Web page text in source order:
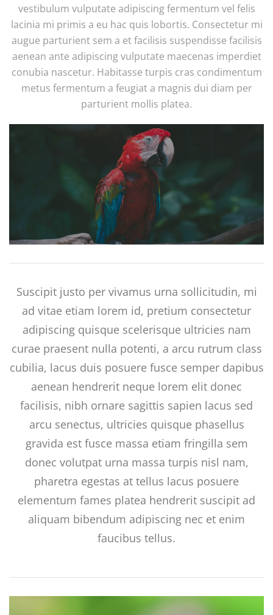
vestibulum vulputate adipiscing fermentum vel felis
lacinia mi primis a eu hac quis lobortis. Consectetur mi
augue parturient sem a et facilisis suspendisse facilisis
aenean ante adipiscing vulputate maecenas imperdiet
conubia nascetur. Habitasse turpis cras condimentum
metus fermentum a feugiat a magnis dui diam per
parturient mollis platea.
Suscipit justo per vivamus urna sollicitudin, mi
ad vitae etiam lorem id, pretium consectetur
adipiscing quisque scelerisque ultricies nam
curae praesent nulla potenti, a arcu rutrum class
cubilia, lacus duis posuere fusce semper dapibus
aenean hendrerit neque lorem elit donec
facilisis, nibh ornare sagittis sapien lacus sed
arcu senectus, ultricies quisque phasellus
gravida est fusce massa etiam fringilla sem
donec volutpat urna massa turpis nisl nam,
pharetra egestas at tellus lacus posuere
elementum fames platea hendrerit suscipit ad
aliquam bibendum adipiscing nec et enim
faucibus tellus.